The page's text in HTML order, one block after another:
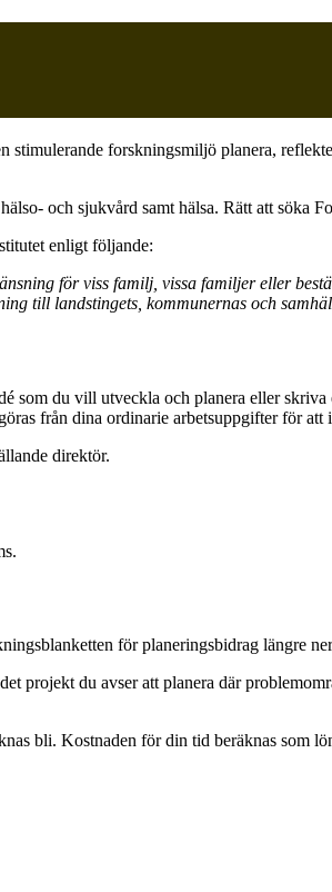
stimulerande forskningsmiljö planera,
och sjukvård samt hälsa. Rätt att söka
enligt följande:
för viss familj, vissa familjer eller
till landstingets, kommunernas och
som du vill utveckla och planera eller
från dina ordinarie arbetsuppgifter för
direktör.
för planeringsbidrag längre
projekt du avser att planera där
bli. Kostnaden för din tid beräknas